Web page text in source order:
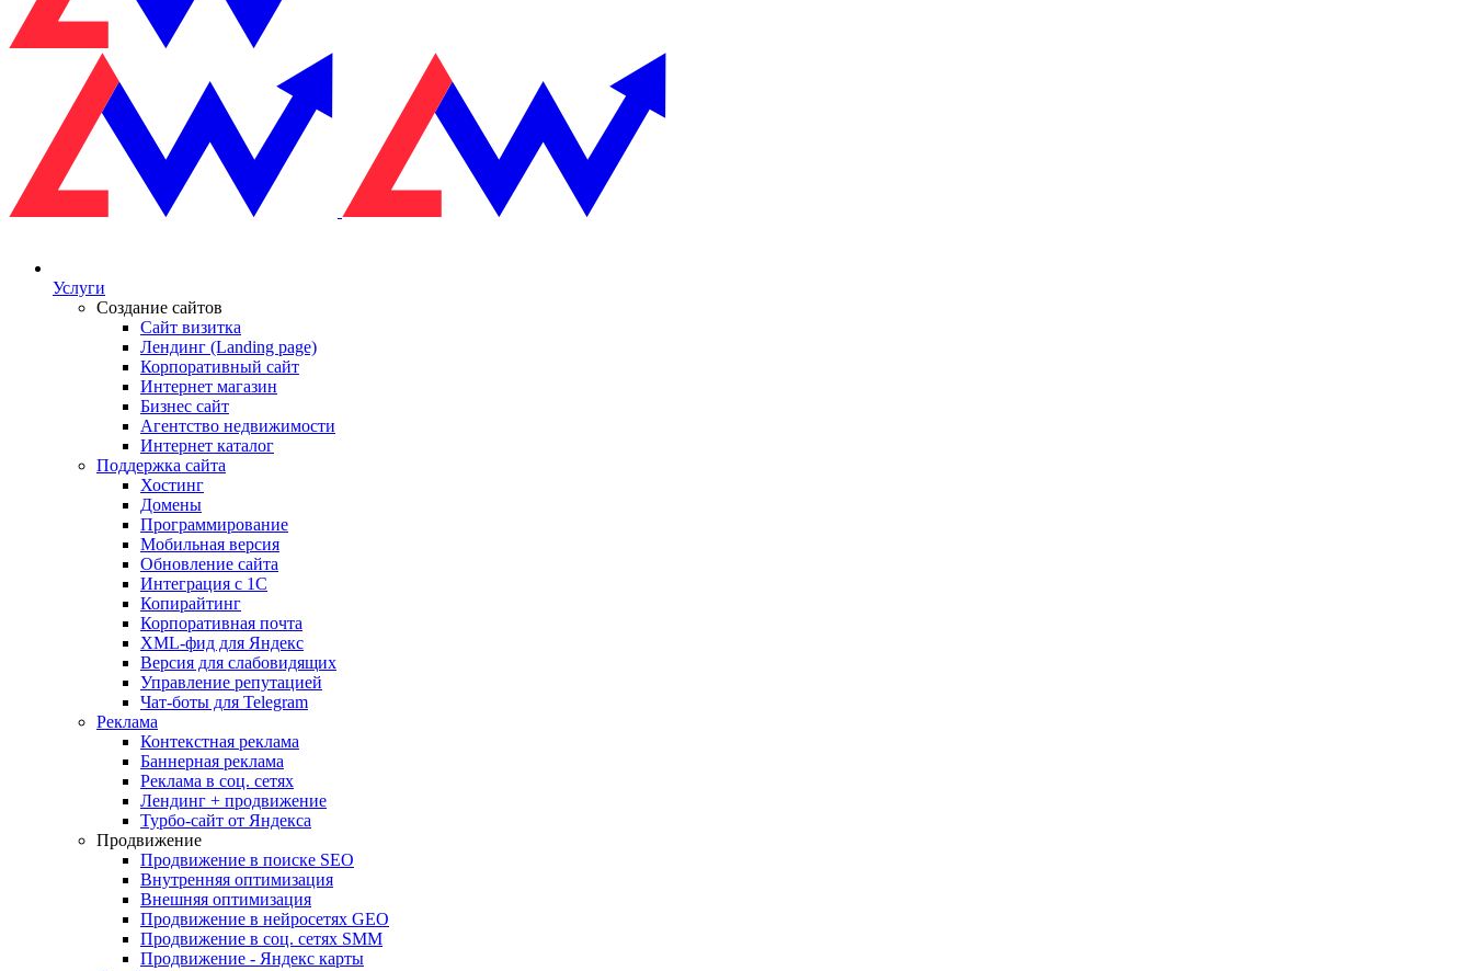
Услуги
Создание сайтов
Сайт визитка
Лендинг (Landing page)
Корпоративный сайт
Интернет магазин
Бизнес сайт
Агентство недвижимости
Интернет каталог
Поддержка сайта
Хостинг
Домены
Программирование
Мобильная версия
Обновление сайта
Интеграция с 1С
Копирайтинг
Корпоративная почта
XML-фид для Яндекс
Версия для слабовидящих
Управление репутацией
Чат-боты для Telegram
Реклама
Контекстная реклама
Баннерная реклама
Реклама в соц. сетях
Лендинг + продвижение
Турбо-сайт от Яндекса
Продвижение
Продвижение в поиске SEO
Внутренняя оптимизация
Внешняя оптимизация
Продвижение в нейросетях GEO
Продвижение в соц. сетях SMM
Продвижение - Яндекс карты